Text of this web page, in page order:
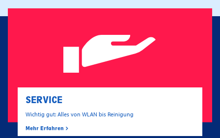
SERVICE
Wichtig gut: Alles von WLAN bis Reinigung
Mehr Erfahren